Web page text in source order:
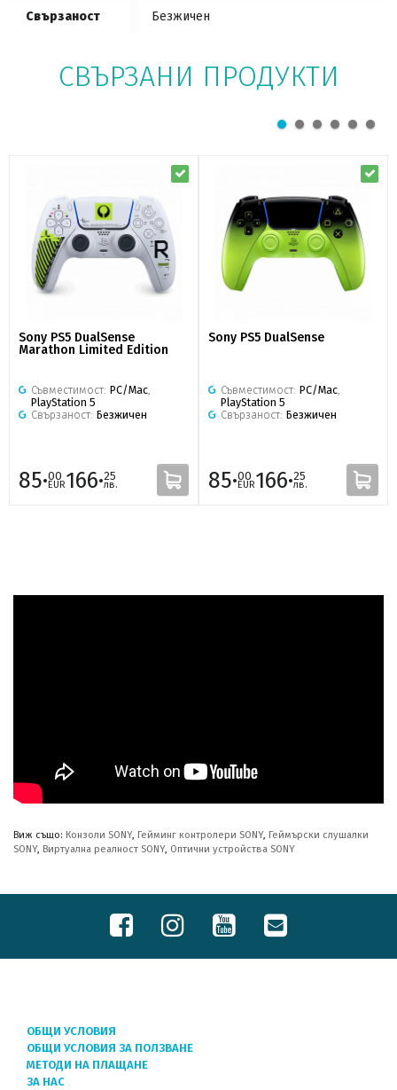
Свързаност Безжичен
СВЪРЗАНИ ПРОДУКТИ
Sony PS5 DualSense
Marathon Limited Edition
Съвместимост: PC/Mac,
PlayStation 5
Свързаност: Безжичен
85·00
EUR166·25
лв.
Sony PS5 DualSense
Съвместимост: PC/Mac,
PlayStation 5
Свързаност: Безжичен
85·00
EUR166·25
лв.
Виж също: Конзоли SONY, Гейминг контролери SONY, Геймърски слушалки
SONY, Виртуална реалност SONY, Оптични устройства SONY
ОБЩИ УСЛОВИЯ
ОБЩИ УСЛОВИЯ ЗА ПОЛЗВАНЕ
МЕТОДИ НА ПЛАЩАНЕ
ЗА НАС